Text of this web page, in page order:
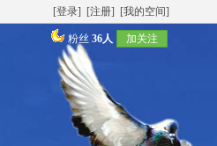
[登录] [注册] [我的空间]
粉丝 36人 加关注